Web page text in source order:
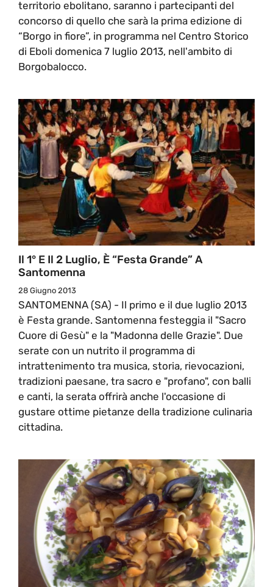
territorio ebolitano, saranno i partecipanti del
concorso di quello che sarà la prima edizione di
“Borgo in fiore”, in programma nel Centro Storico
di Eboli domenica 7 luglio 2013, nell'ambito di
Borgobalocco.
Il 1° E Il 2 Luglio, È “Festa Grande” A
Santomenna
28 Giugno 2013
SANTOMENNA (SA) - Il primo e il due luglio 2013
è Festa grande. Santomenna festeggia il "Sacro
Cuore di Gesù" e la "Madonna delle Grazie". Due
serate con un nutrito il programma di
intrattenimento tra musica, storia, rievocazioni,
tradizioni paesane, tra sacro e "profano", con balli
e canti, la serata offrirà anche l'occasione di
gustare ottime pietanze della tradizione culinaria
cittadina.